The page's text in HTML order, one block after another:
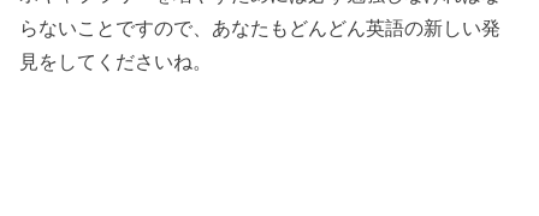
らないことですので、あなたもどんどん英語の新しい発
見をしてくださいね。